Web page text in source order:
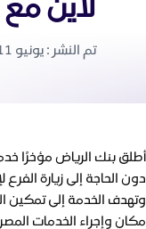
تم النشر : يونيو 11 ,2019
أطلق بنك الرياض مؤخرًا
دون الحاجة إلى زيارة
وتهدف الخدمة إلى تمكين
مكان وإجراء الخدمات